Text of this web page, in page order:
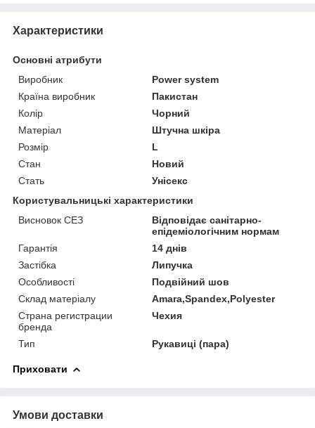
Характеристики
Основні атрибути
Виробник
Power system
Країна виробник
Пакистан
Колір
Чорний
Матеріал
Штучна шкіра
Розмір
L
Стан
Новий
Стать
Унісекс
Користувальницькі характеристики
Висновок СЕЗ
Відповідає санітарно-
епідеміологічним нормам
Гарантія
14 днів
Застібка
Липучка
Особливості
Подвійний шов
Склад матеріалу
Amara,Spandex,Polyester
Страна регистрации
бренда
Чехия
Тип Рукавиці (пара)
Приховати
Умови доставки